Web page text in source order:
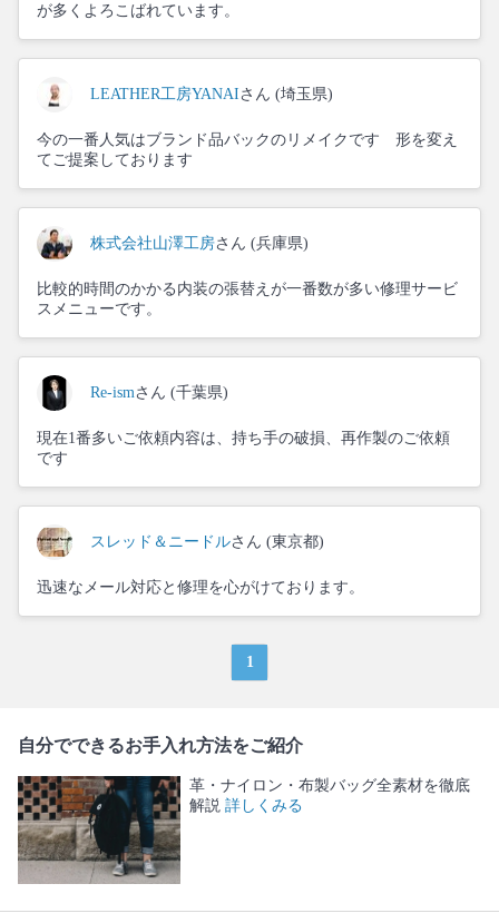
が多くよろこばれています。
LEATHER工房YANAI さん (埼玉県)
今の一番人気はブランド品バックのリメイクです 形を変え
てご提案しております
株式会社山澤工房さん (兵庫県)
比較的時間のかかる内装の張替えが一番数が多い修理サービ
スメニューです。
Re-ismさん (千葉県)
現在1番多いご依頼内容は、持ち手の破損、再作製のご依頼
です
スレッド＆ニードルさん (東京都)
迅速なメール対応と修理を心がけております。
1
自分でできるお手入れ方法をご紹介
革・ナイロン・布製バッグ全素材を徹底
解説 詳しくみる